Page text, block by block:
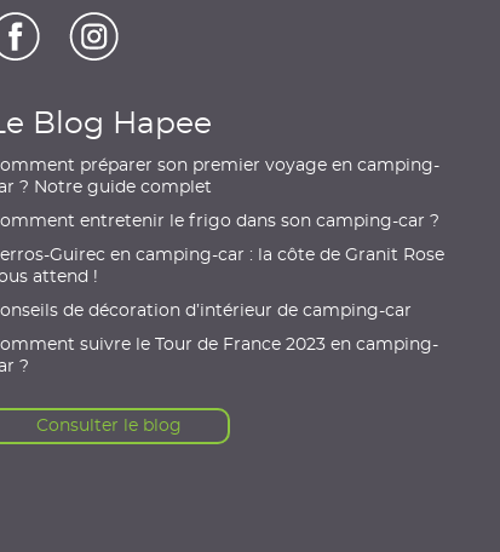
Blog Hapee
préparer son premier voyage en camping-
? Notre guide complet
entretenir le frigo dans son camping-car ?
Guirec en camping-car : la côte de Granit Rose
attend !
de décoration d’intérieur de camping-car
suivre le Tour de France 2023 en camping-
?
Consulter le blog